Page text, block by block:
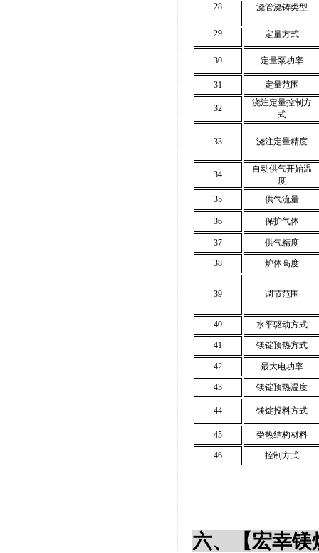
28
浇管浇铸类型
29 定量方式
30 定量泵功率
31 定量范围
32
浇注定量控制方
式
33 浇注定量精度
34
自动供气开始温
度
35
供气流量
36 保护气体
37 供气精度
38 炉体高度
39 调节范围
40 水平驱动方式
41 镁锭预热方式
42 最大电功率
43 镁锭预热温度
44 镁锭投料方式
45 受热结构材料
46 控制方式
六、【宏幸